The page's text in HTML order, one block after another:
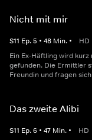
Nicht mit mir
S11 Ep.5 • 48 Min. • HD
Ein Ex-Häftling wird
gefunden. Die Ermittler
Freundin und fragen
Das zweite Alibi
S11 Ep.6 • 47 Min. • HD